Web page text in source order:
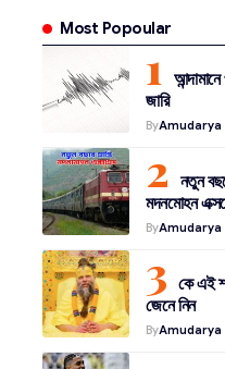
Most Popoular
জারি
ByAmudarya
নতুন
মদনমোহন
ByAmudarya
কে এই
জেনে নিন
ByAmudarya